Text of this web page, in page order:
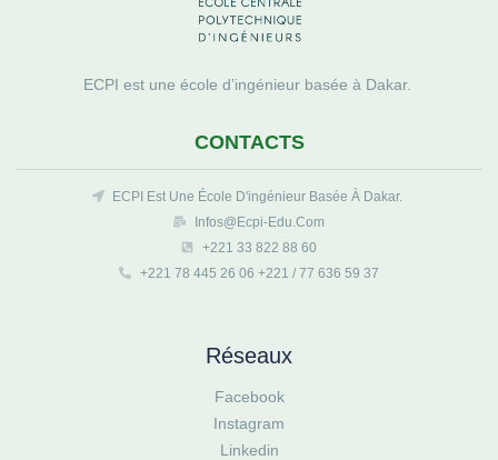
ECPI est une école d’ingénieur basée à Dakar.
CONTACTS
ECPI Est Une École D'ingénieur Basée À Dakar.
Infos@ecpi-Edu.com
+221 33 822 88 60
+221 78 445 26 06 +221 / 77 636 59 37
Réseaux
Facebook
Instagram
Linkedin